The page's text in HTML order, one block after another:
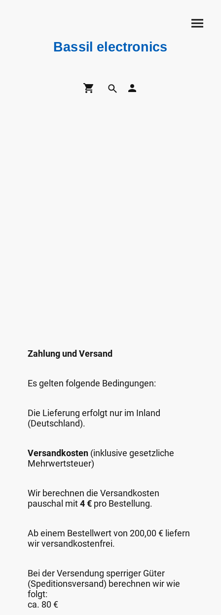
Bassil electronics
Zahlung und Versand
Es gelten folgende Bedingungen:
Die Lieferung erfolgt nur im Inland
(Deutschland).
Versandkosten (inklusive gesetzliche
Mehrwertsteuer)
Wir berechnen die Versandkosten
pauschal mit4 € pro Bestellung.
Ab einem Bestellwert von 200,00 € liefern
wir versandkostenfrei.
Bei der Versendung sperriger Güter
(Speditionsversand) berechnen wir wie
folgt:
ca. 80 €